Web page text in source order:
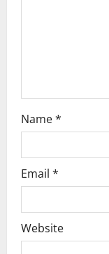
Name*
Email *
Website